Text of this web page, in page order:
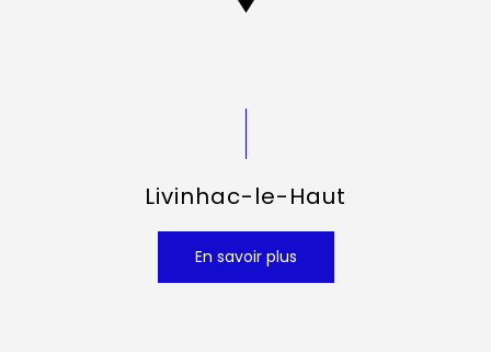
Livinhac-le-Haut
En savoir plus